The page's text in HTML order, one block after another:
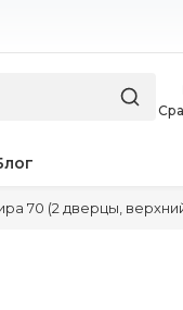
70 (2 дверцы,